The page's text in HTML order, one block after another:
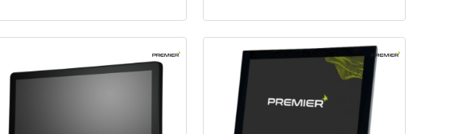
80mm